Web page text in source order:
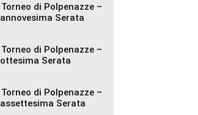
Torneo di Polpenazze –
Serata
Torneo di Polpenazze –
Serata
Torneo di Polpenazze –
Serata